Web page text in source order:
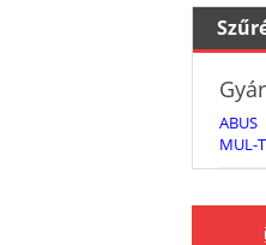
ABUS
MUL-